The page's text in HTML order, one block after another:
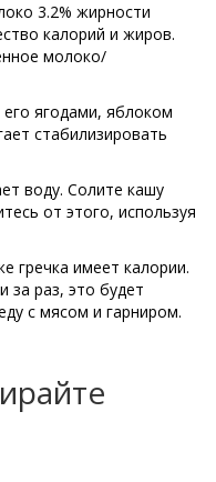
3.2% жирности
калорий и жиров.
молоко/
ягодами, яблоком
стабилизировать
воду. Солите кашу
от этого, используя
гречка имеет калории.
за раз, это будет
с мясом и гарниром.